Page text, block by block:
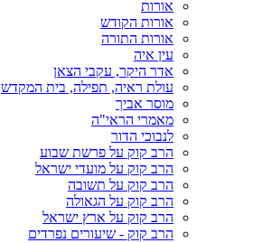
אורות
אורות הקודש
אורות התורה
עין איה
אדר היקר, עקבי הצאן
עולת ראיה, תפילה, בית המקדש
מוסר אביך
מאמרי הראי"ה
לנבוכי הדור
הרב קוק על פרשת שבוע
הרב קוק על מועדי ישראל
הרב קוק על תשובה
הרב קוק על הגאולה
הרב קוק על ארץ ישראל
הרב קוק - שיעורים נפרדים